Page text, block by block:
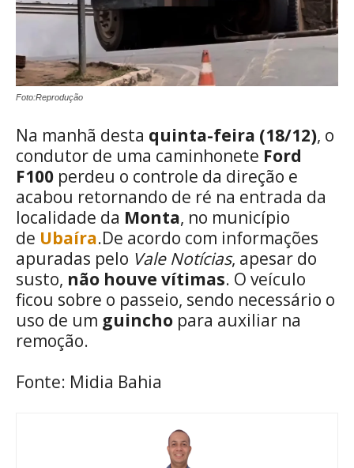
Foto:Reprodução
Na manhã desta quinta-feira (18/12), o
condutor de uma caminhonete Ford
F100 perdeu o controle da direção e
acabou retornando de ré na entrada da
localidade da Monta, no município
de Ubaíra.De acordo com informações
apuradas pelo Vale Notícias, apesar do
susto, não houve vítimas. O veículo
ficou sobre o passeio, sendo necessário o
uso de um guincho para auxiliar na
remoção.
Fonte: Midia Bahia